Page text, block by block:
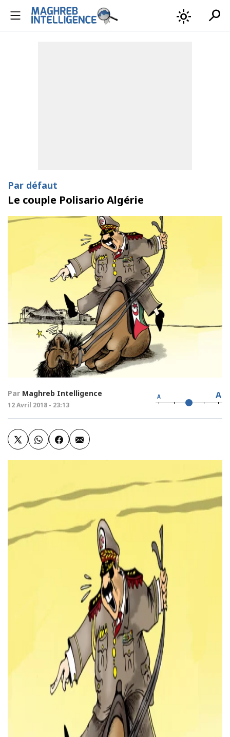
light_mode search
Par défaut
Par Maghreb Intelligence
12 Avril 2018 - 23:13
A A